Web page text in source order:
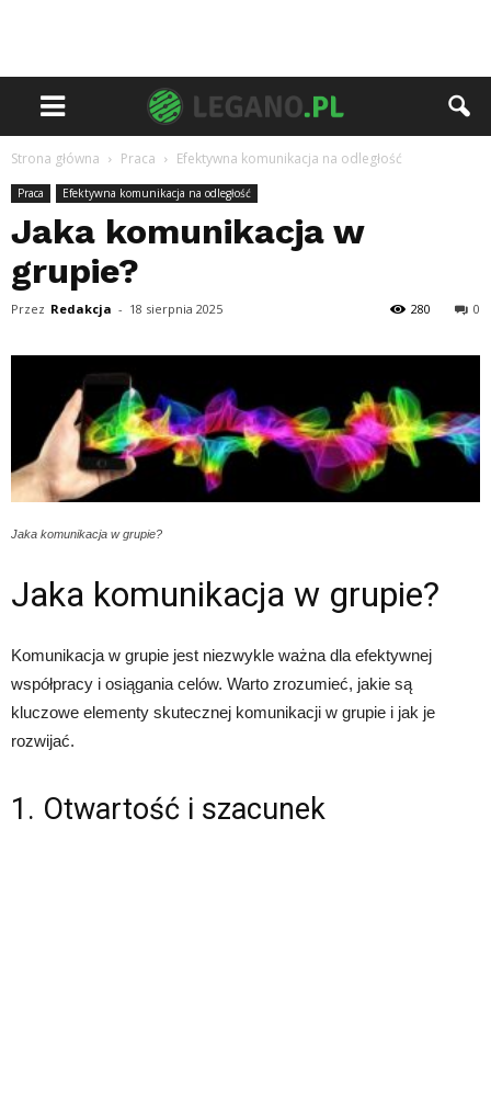
Strona główna Praca Efektywna komunikacja na odległość
Praca Efektywna komunikacja na odległość
Jaka komunikacja w
grupie?
Przez Redakcja - 18 sierpnia 2025 0
280
Jaka komunikacja w grupie?
Jaka komunikacja w grupie?
Komunikacja w grupie jest niezwykle ważna dla efektywnej
współpracy i osiągania celów. Warto zrozumieć, jakie są
kluczowe elementy skutecznej komunikacji w grupie i jak je
rozwijać.
1. Otwartość i szacunek